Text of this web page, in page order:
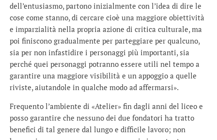
dell’entusiasmo, partono inizialmente con l’idea di dire le
cose come stanno, di cercare cioè una maggiore obiettività
e imparzialità nella propria azione di critica culturale, ma
poi finiscono gradualmente per parteggiare per qualcuno,
sia per non infastidire i personaggi più importanti, sia
perché quei personaggi potranno essere utili nel tempo a
garantire una maggiore visibilità e un appoggio a quelle
riviste, aiutandole in qualche modo ad affermarsi».
Frequento l’ambiente di «Atelier» fin dagli anni del liceo e
posso garantire che nessuno dei due fondatori ha tratto
benefici di tal genere dal lungo e difficile lavoro; non